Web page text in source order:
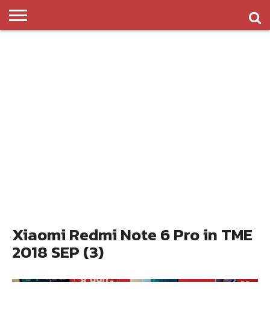
Xiaomi Redmi Note 6 Pro in TME
2018 SEP (3)